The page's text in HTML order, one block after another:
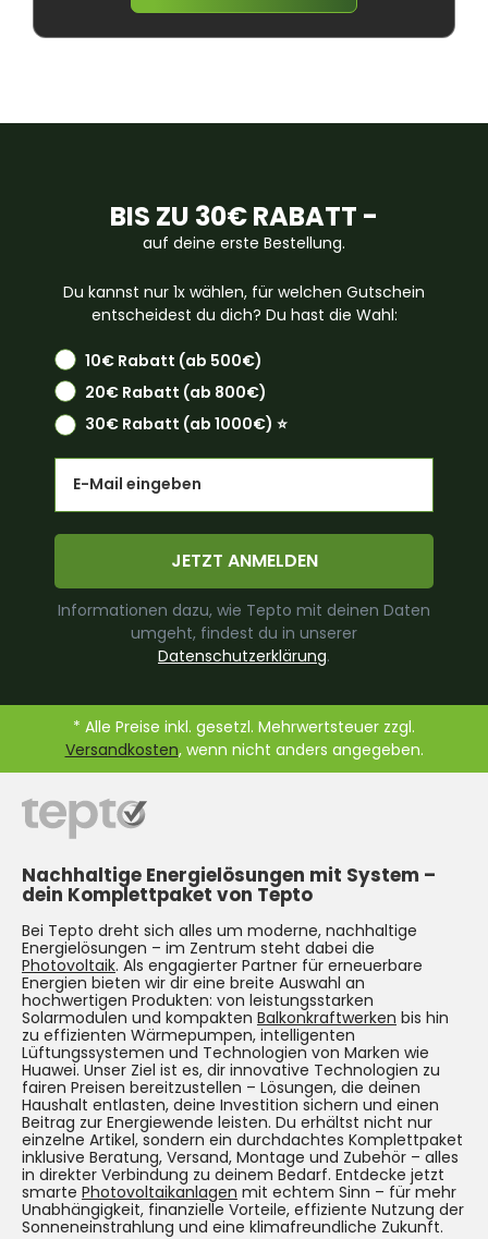
BIS ZU 30€ RABATT -
auf deine erste Bestellung.
Du kannst nur 1x wählen, für welchen Gutschein
entscheidest du dich? Du hast die Wahl:
10€ Rabatt (ab 500€)
20€ Rabatt (ab 800€)
30€ Rabatt (ab 1000€) ⭐️
JETZT ANMELDEN
Informationen dazu, wie Tepto mit deinen Daten
umgeht, findest du in unserer
Datenschutzerklärung.
* Alle Preise inkl. gesetzl. Mehrwertsteuer zzgl.
Versandkosten, wenn nicht anders angegeben.
Nachhaltige Energielösungen mit System –
dein Komplettpaket von Tepto
Bei Tepto dreht sich alles um moderne, nachhaltige
Energielösungen – im Zentrum steht dabei die
Photovoltaik. Als engagierter Partner für erneuerbare
Energien bieten wir dir eine breite Auswahl an
hochwertigen Produkten: von leistungsstarken
Solarmodulen und kompakten Balkonkraftwerken bis hin
zu effizienten Wärmepumpen, intelligenten
Lüftungssystemen und Technologien von Marken wie
Huawei. Unser Ziel ist es, dir innovative Technologien zu
fairen Preisen bereitzustellen – Lösungen, die deinen
Haushalt entlasten, deine Investition sichern und einen
Beitrag zur Energiewende leisten. Du erhältst nicht nur
einzelne Artikel, sondern ein durchdachtes Komplettpaket
inklusive Beratung, Versand, Montage und Zubehör – alles
in direkter Verbindung zu deinem Bedarf. Entdecke jetzt
smarte Photovoltaikanlagen mit echtem Sinn – für mehr
Unabhängigkeit, finanzielle Vorteile, effiziente Nutzung der
Sonneneinstrahlung und eine klimafreundliche Zukunft.